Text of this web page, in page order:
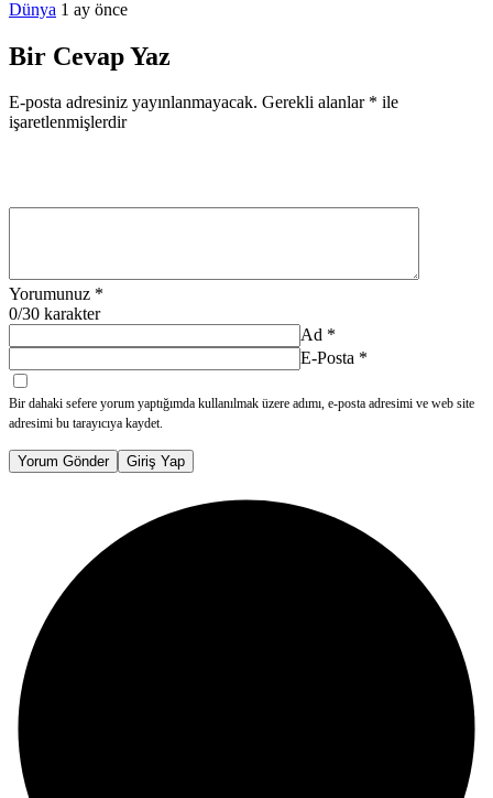
Dünya 1 ay önce
Bir Cevap Yaz
E-posta adresiniz yayınlanmayacak. Gerekli alanlar * ile
işaretlenmişlerdir
Yorumunuz *
0/30 karakter
Ad *
E-Posta *
Bir dahaki sefere yorum yaptığımda kullanılmak üzere adımı, e-posta adresimi ve web site
adresimi bu tarayıcıya kaydet.
Yorum Gönder Giriş Yap